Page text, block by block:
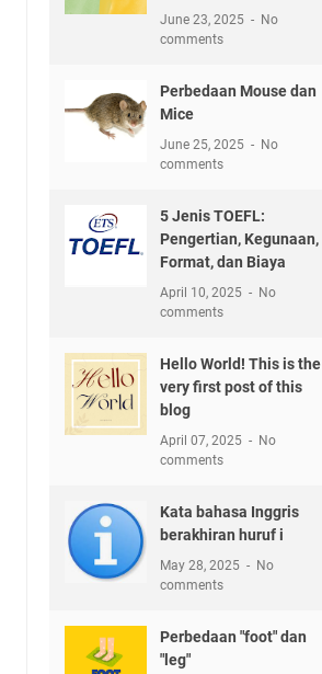
June 23, 2025
No
comments
Perbedaan Mouse dan
Mice
June 25, 2025
No
comments
5 Jenis TOEFL:
Pengertian, Kegunaan,
Format, dan Biaya
April 10, 2025
No
comments
Hello World! This is the
very first post of this
blog
April 07, 2025
No
comments
Kata bahasa Inggris
berakhiran huruf i
May 28, 2025
No
comments
Perbedaan "foot" dan
"leg"